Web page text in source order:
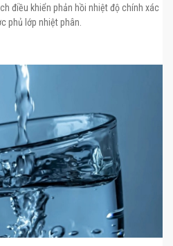
điều khiển phản hồi nhiệt độ chính xác
phủ lớp nhiệt phân.